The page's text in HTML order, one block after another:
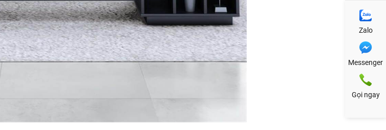
Zalo
Messenger
Gọi ngay